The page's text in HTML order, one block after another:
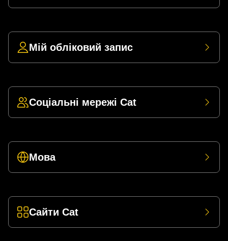
Мій обліковий запис
Соціальні мережі Cat
Мова
Сайти Cat